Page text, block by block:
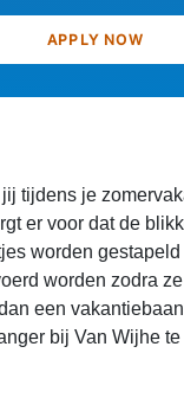
APPLY NOW
tijdens je
er voor dat de
worden
worden zodra
een
bij Van Wijhe